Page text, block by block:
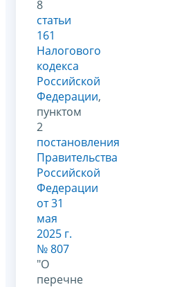
8
статьи
161
Налогового
кодекса
Российской
Федерации,
пунктом
2
постановления
Правительства
Российской
Федерации
от 31
мая
2025 г.
№ 807
"О
перечне